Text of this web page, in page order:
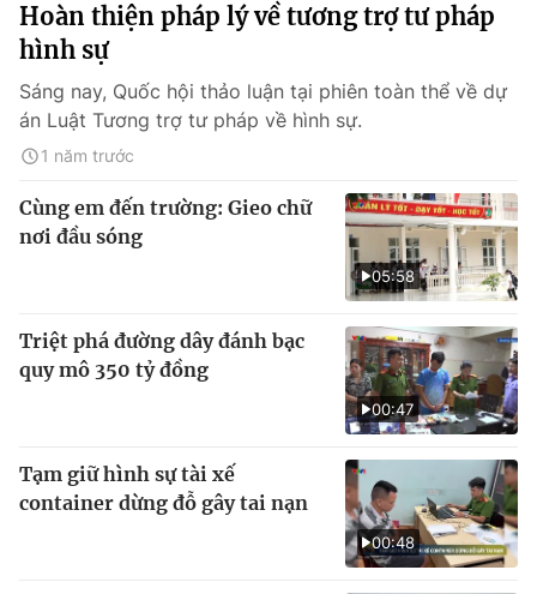
Hoàn thiện pháp lý về tương trợ tư pháp
hình sự
Sáng nay, Quốc hội thảo luận tại phiên toàn thể về dự
án Luật Tương trợ tư pháp về hình sự.
1 năm trước
05:58
Cùng em đến trường: Gieo chữ
nơi đầu sóng
00:47
Triệt phá đường dây đánh bạc
quy mô 350 tỷ đồng
00:48
Tạm giữ hình sự tài xế
container dừng đỗ gây tai nạn